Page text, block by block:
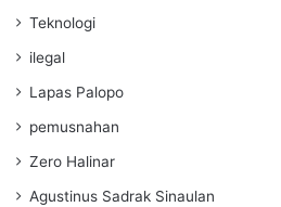
Teknologi
ilegal
Lapas Palopo
pemusnahan
Zero Halinar
Agustinus Sadrak Sinaulan